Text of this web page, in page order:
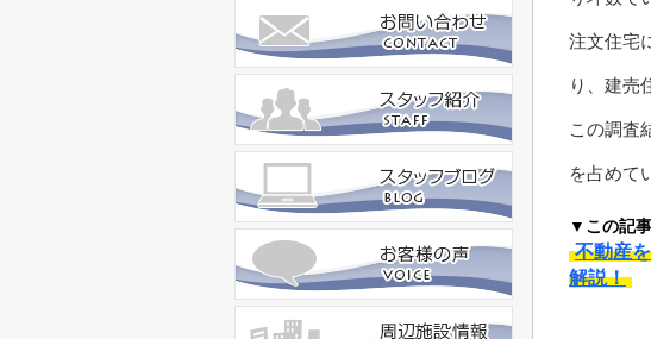
注文住宅
り、建売
この調査
を占めて
▼この記
不動産
解説！